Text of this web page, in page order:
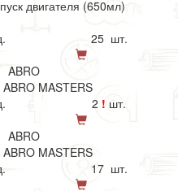
двигателя (650мл)
25 шт.
ABRO
MASTERS
2 ! шт.
ABRO
MASTERS
17 шт.